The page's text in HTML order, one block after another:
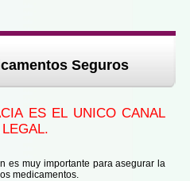
Seguros
ES EL UNICO CANAL
es muy importante para asegurar la
medicamentos.